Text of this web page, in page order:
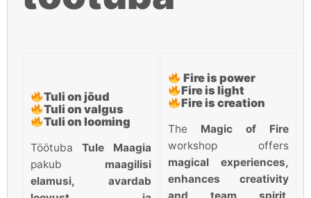
Tuli on jõud
Tuli on valgus
Tuli on looming
Töötuba Tule Maagia
pakub maagilisi
elamusi, avardab
Fire is power
Fire is light
Fire is creation
The Magic of Fire
workshop offers
magical experiences,
enhances creativity